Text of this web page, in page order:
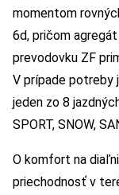
momentom
6d, pričom
prevodovku ZF
V prípade potreby
jeden zo 8
SPORT, SNOW,
O komfort na
priechodnosť v